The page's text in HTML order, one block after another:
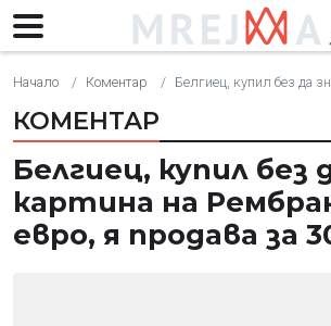
Начало Коментар Белгиец, купил без да знае картина на
КОМЕНТАР
Белгиец, купил без
картина на
евро, я продава за